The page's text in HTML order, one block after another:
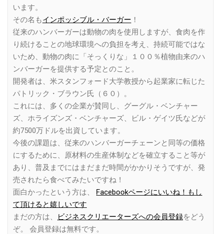
います。
その名もインポッシブル・バーガー ！
従来のハンバーガーは動物の肉を使用しますが、食肉を作
り続けることの地球環境への負担を考え、持続可能ではな
いため、動物の肉に「そっくりな」１００％植物由来のハ
ンバーガーを提供する予定とのこと。
開発者は、米スタンフォード大学教授から起業家に転じた
パトリック・ブラウン氏（６０）。
これには、多くの企業が賛同し、グーグル・ベンチャー
ズ、ホライズンズ・ベンチャーズ、ビル・ゲイツ氏などが
約7500万ドルを出資しています。
今後の課題は、従来のハンバーガーチェーンと同等の価格
にするために、原材料の生産体制などを確立すること等が
あり、普及までにはまだまだ時間がかかりそうですが、発
売されたら食べてみたいですね！
面白かったという方は、 Facebookページにいいね！もし
て頂けると嬉しいです
まだの方は、
ビジネスクリエーターズへの会員登録をどう
ぞ。 会員登録は無料です。